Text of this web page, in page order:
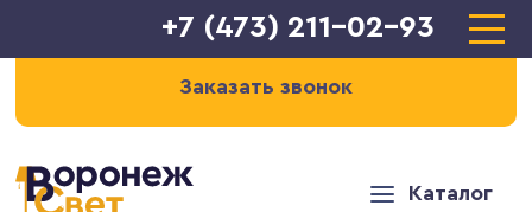
+7 (473) 211-02-93
Заказать звонок
Каталог